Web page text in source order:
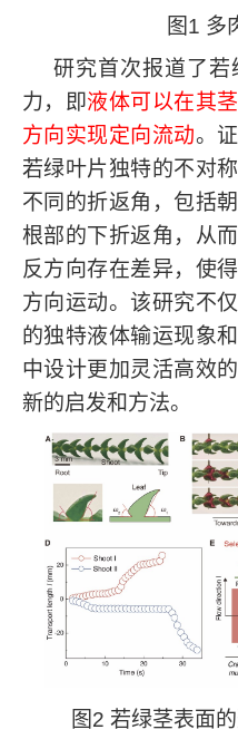
图1 多
研究首次报道了
力，即液体可以在其
方向实现定向流动。
若绿叶片独特的不对
不同的折返角，包括
根部的下折返角，从
反方向存在差异，使
方向运动。该研究不
的独特液体输运现象
中设计更加灵活高效
新的启发和方法。
图2 若绿茎表面